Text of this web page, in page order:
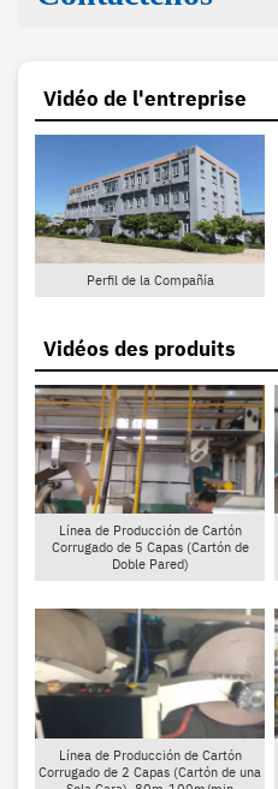
Vidéo de l'entreprise
Perfil de la Compañía
Vidéos des produits
Línea de Producción de Cartón
Corrugado de 5 Capas (Cartón de
Doble Pared)
Línea de Producción de Cartón
Corrugado de 2 Capas (Cartón de una